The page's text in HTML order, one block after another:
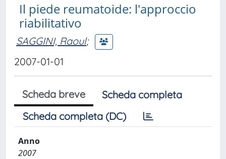
Il piede reumatoide: l'approccio
riabilitativo
SAGGINI, Raoul;
2007-01-01
Scheda breve
Scheda completa
Scheda completa (DC)
Anno
2007